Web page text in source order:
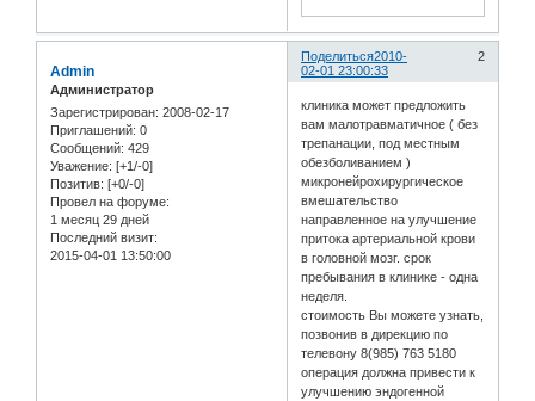
Поделиться 2
2010-
02-01 23:00:33
Admin
Администратор
Зарегистрирован: 2008-02-17
Приглашений: 0
Сообщений: 429
Уважение: [+1/-0]
Позитив: [+0/-0]
Провел на форуме:
1 месяц 29 дней
Последний визит:
2015-04-01 13:50:00
клиника может предложить
вам малотравматичное ( без
трепанации, под местным
обезболиванием )
микронейрохирургическое
вмешательство
направленное на улучшение
притока артериальной крови
в головной мозг. срок
пребывания в клинике - одна
неделя.
стоимость Вы можете узнать,
позвонив в дирекцию по
телевону 8(985) 763 5180
операция должна привести к
улучшению эндогенной